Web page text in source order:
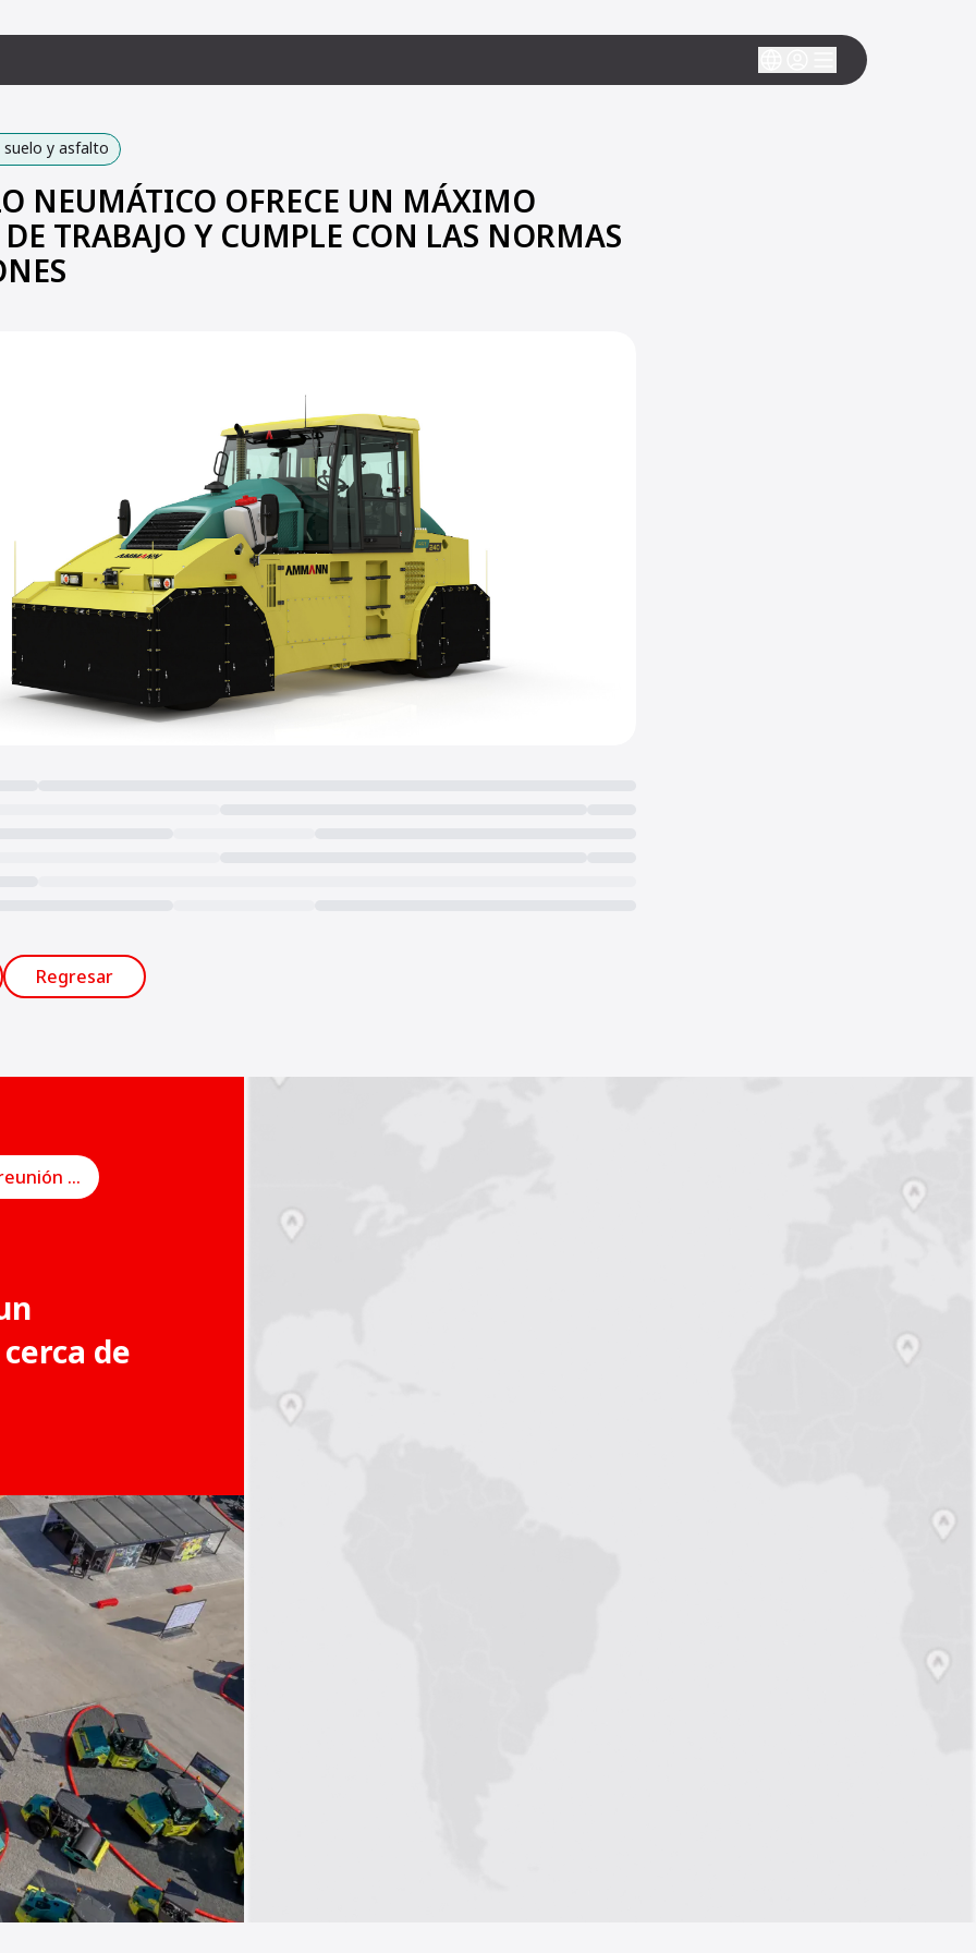
y asfalto
NEUMÁTICO OFRECE UN MÁXIMO
TRABAJO Y CUMPLE CON LAS NORMAS
Regresar
Programe una reunión en línea
de